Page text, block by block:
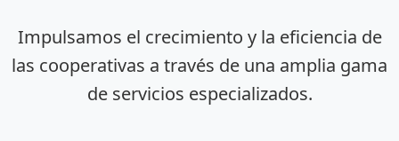
Impulsamos el crecimiento y la eficiencia de
las cooperativas a través de una amplia gama
de servicios especializados.